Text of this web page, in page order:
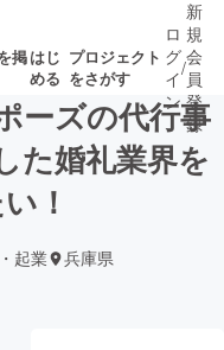
掲はじ
める
プロジェクト
をさがす
終了が近いプ
ロ
グ
イ
ン
/
新
規
会
員
登
録
ーズの代行事
た婚礼業界を
！
起業 兵庫県